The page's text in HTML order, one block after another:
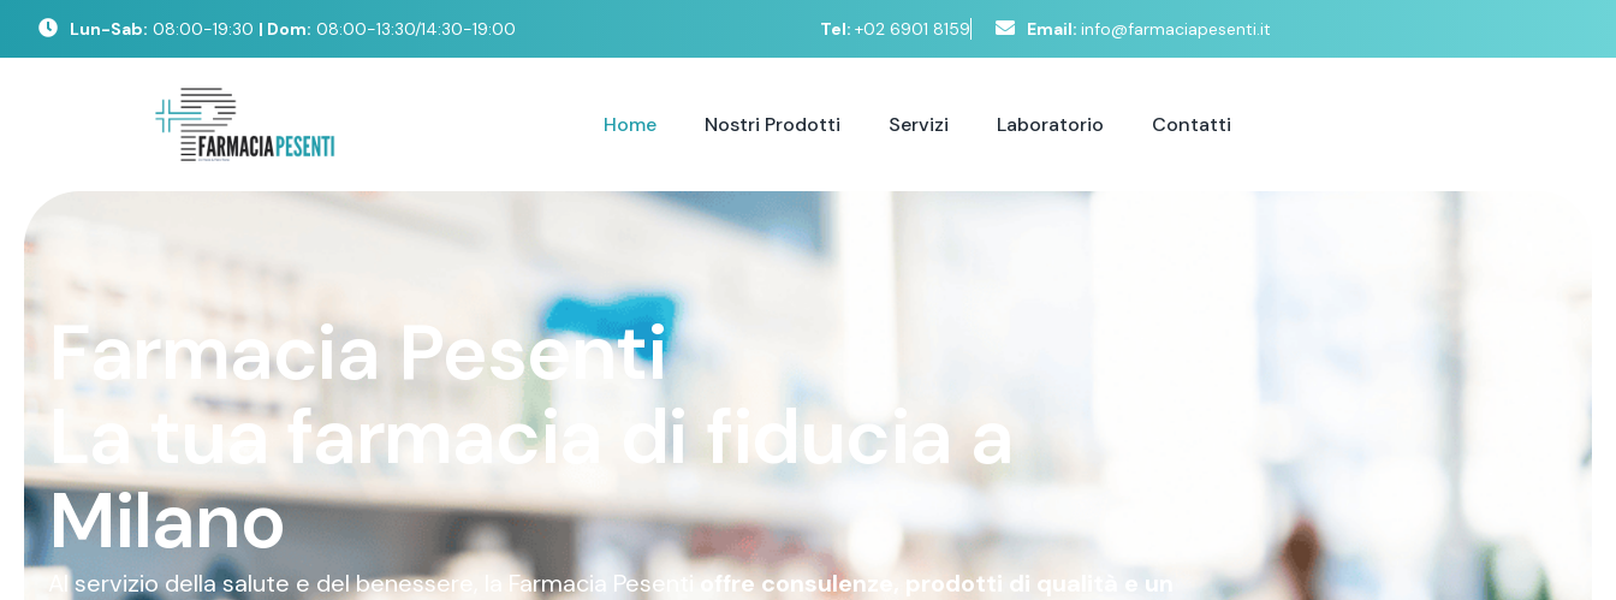
Lun-Sab: 08:00-19:30 | Dom: 08:00-13:30/14:30-19:00 Tel: +02 6901 8159 Email: info@farmaciapesenti.it
Home Nostri Prodotti Servizi Laboratorio Contatti
FarmaciaPesenti
L
uafarmaci di fiduci a a
Milano
Al servizio della salute e del benessere, la Farmacia Pesentioffre consulenze, prodotti di qualità e un